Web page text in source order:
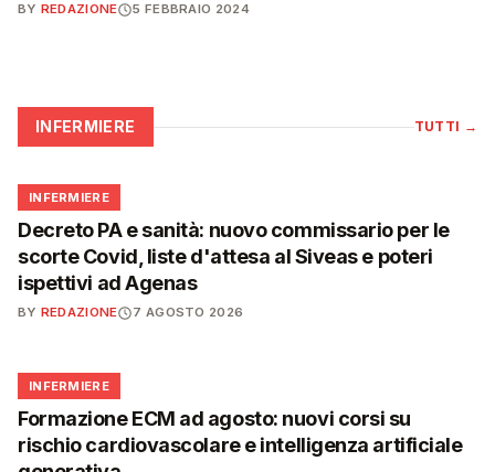
BY REDAZIONE 5 FEBBRAIO 2024
INFERMIERE TUTTI →
🩺
INFERMIERE
Decreto PA e sanità: nuovo commissario per le
scorte Covid, liste d'attesa al Siveas e poteri
ispettivi ad Agenas
BY REDAZIONE 7 AGOSTO 2026
🩺
INFERMIERE
Formazione ECM ad agosto: nuovi corsi su
rischio cardiovascolare e intelligenza artificiale